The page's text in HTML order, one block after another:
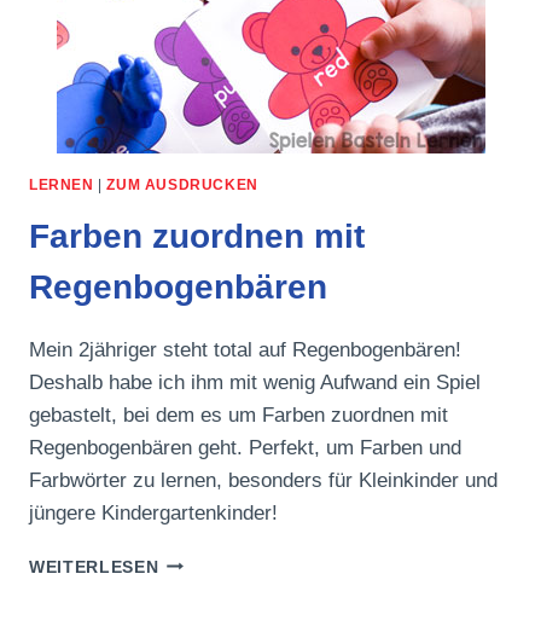
LERNEN |ZUM AUSDRUCKEN
Farben zuordnen mit
Regenbogenbären
Mein 2jähriger steht total auf Regenbogenbären!
Deshalb habe ich ihm mit wenig Aufwand ein Spiel
gebastelt, bei dem es um Farben zuordnen mit
Regenbogenbären geht. Perfekt, um Farben und
Farbwörter zu lernen, besonders für Kleinkinder und
jüngere Kindergartenkinder!
WEITERLESENFARBEN